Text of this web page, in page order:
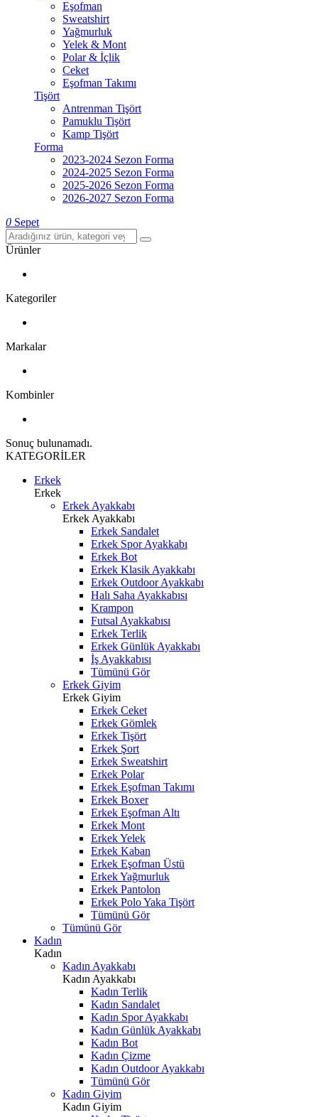
Eşofman
Sweatshirt
Yağmurluk
Yelek & Mont
Polar & İçlik
Ceket
Eşofman Takımı
Tişört
Antrenman Tişört
Pamuklu Tişört
Kamp Tişört
Forma
2023-2024 Sezon Forma
2024-2025 Sezon Forma
2025-2026 Sezon Forma
2026-2027 Sezon Forma
0 Sepet
Ürünler
Kategoriler
Markalar
Kombinler
Sonuç bulunamadı.
KATEGORİLER
Erkek
Erkek
Erkek Ayakkabı
Erkek Ayakkabı
Erkek Sandalet
Erkek Spor Ayakkabı
Erkek Bot
Erkek Klasik Ayakkabı
Erkek Outdoor Ayakkabı
Halı Saha Ayakkabısı
Krampon
Futsal Ayakkabısı
Erkek Terlik
Erkek Günlük Ayakkabı
İş Ayakkabısı
Tümünü Gör
Erkek Giyim
Erkek Giyim
Erkek Ceket
Erkek Gömlek
Erkek Tişört
Erkek Şort
Erkek Sweatshirt
Erkek Polar
Erkek Eşofman Takımı
Erkek Boxer
Erkek Eşofman Altı
Erkek Mont
Erkek Yelek
Erkek Kaban
Erkek Eşofman Üstü
Erkek Yağmurluk
Erkek Pantolon
Erkek Polo Yaka Tişört
Tümünü Gör
Tümünü Gör
Kadın
Kadın
Kadın Ayakkabı
Kadın Ayakkabı
Kadın Terlik
Kadın Sandalet
Kadın Spor Ayakkabı
Kadın Günlük Ayakkabı
Kadın Bot
Kadın Çizme
Kadın Outdoor Ayakkabı
Tümünü Gör
Kadın Giyim
Kadın Giyim